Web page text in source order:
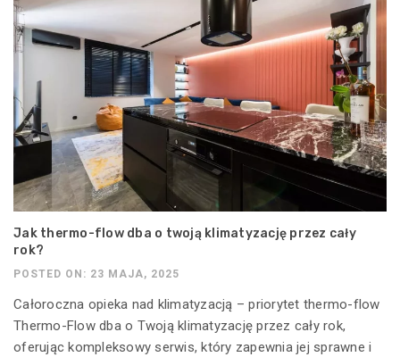
Jak thermo-flow dba o twoją klimatyzację przez cały
rok?
POSTED ON: 23 MAJA, 2025
Całoroczna opieka nad klimatyzacją – priorytet thermo-flow
Thermo-Flow dba o Twoją klimatyzację przez cały rok,
oferując kompleksowy serwis, który zapewnia jej sprawne i